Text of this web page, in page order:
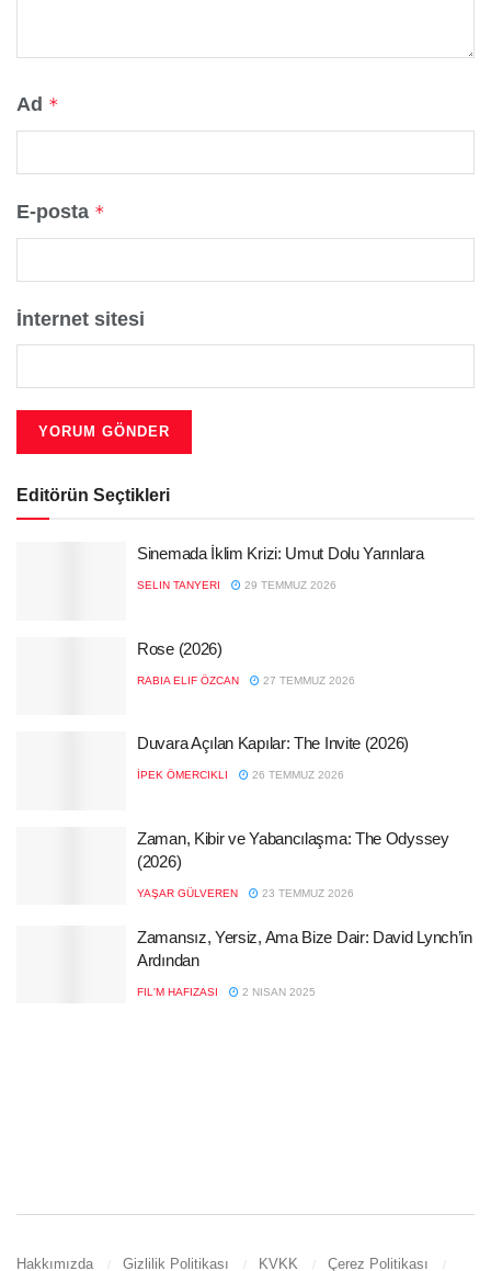
Ad *
E-posta *
İnternet sitesi
Editörün Seçtikleri
Sinemada İklim Krizi: Umut Dolu Yarınlara
SELIN TANYERI 29 TEMMUZ 2026
Rose (2026)
RABIA ELIF ÖZCAN 27 TEMMUZ 2026
Duvara Açılan Kapılar: The Invite (2026)
İPEK ÖMERCIKLI 26 TEMMUZ 2026
Zaman, Kibir ve Yabancılaşma: The Odyssey
(2026)
YAŞAR GÜLVEREN 23 TEMMUZ 2026
Zamansız, Yersiz, Ama Bize Dair: David Lynch’in
Ardından
FIL'M HAFIZASI 2 NISAN 2025
Hakkımızda Gizlilik Politikası KVKK Çerez Politikası